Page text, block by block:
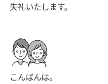
失礼いたします。
こんばんは。